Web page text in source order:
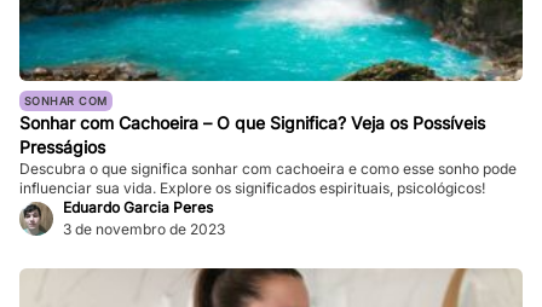
SONHAR COM
Sonhar com Cachoeira – O que Significa? Veja os Possíveis
Presságios
Descubra o que significa sonhar com cachoeira e como esse sonho pode
influenciar sua vida. Explore os significados espirituais, psicológicos!
Eduardo Garcia Peres
3 de novembro de 2023